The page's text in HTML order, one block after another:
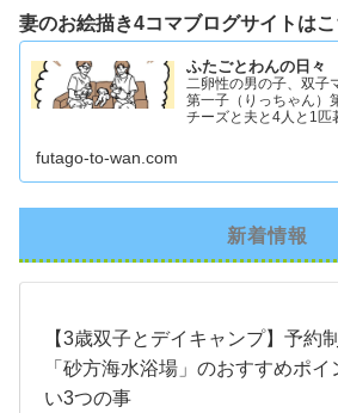
妻のお絵描き4コマブログサイトはこ
ふたごとわんの日々
二卵性の男の子、双子
第一子（りっちゃん）
チーズと夫と4人と1匹
futago-to-wan.com
新着情報
【3歳双子とデイキャンプ】予約
「砂方海水浴場」のおすすめポ
い3つの事